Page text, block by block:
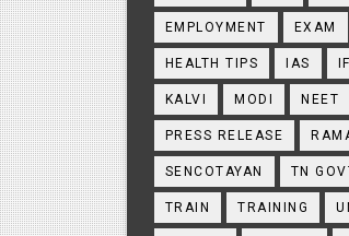
EMPLOYMENT EXAM
HEALTH TIPS IAS
KALVI MODI NEET
PRESS RELEASE
SENCOTAYAN TN
TRAIN TRAINING